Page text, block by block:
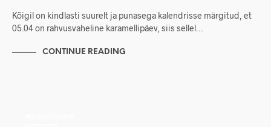
Kõigil on kindlasti suurelt ja punasega kalendrisse märgitud, et
05.04 on rahvusvaheline karamellipäev, siis sellel…
CONTINUE READING